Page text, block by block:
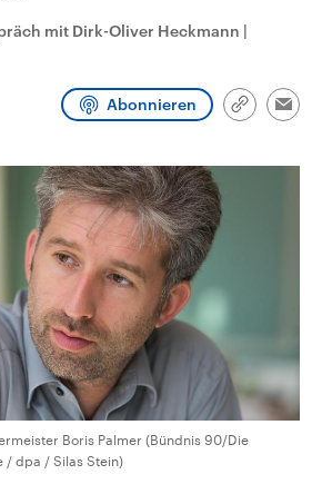
Parteien
Podcasts
mit Dirk-Oliver Heckmann |
Abonnieren
Link
Boris Palmer (Bündnis 90/Die
/ dpa / Silas Stein)